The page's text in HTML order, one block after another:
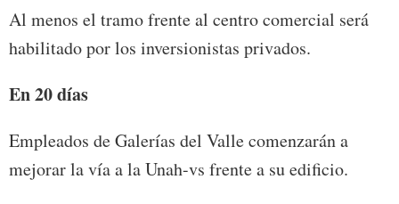
Al menos el tramo frente al centro comercial será
habilitado por los inversionistas privados.
En 20 días
Empleados de Galerías del Valle comenzarán a
mejorar la vía a la Unah-vs frente a su edificio.